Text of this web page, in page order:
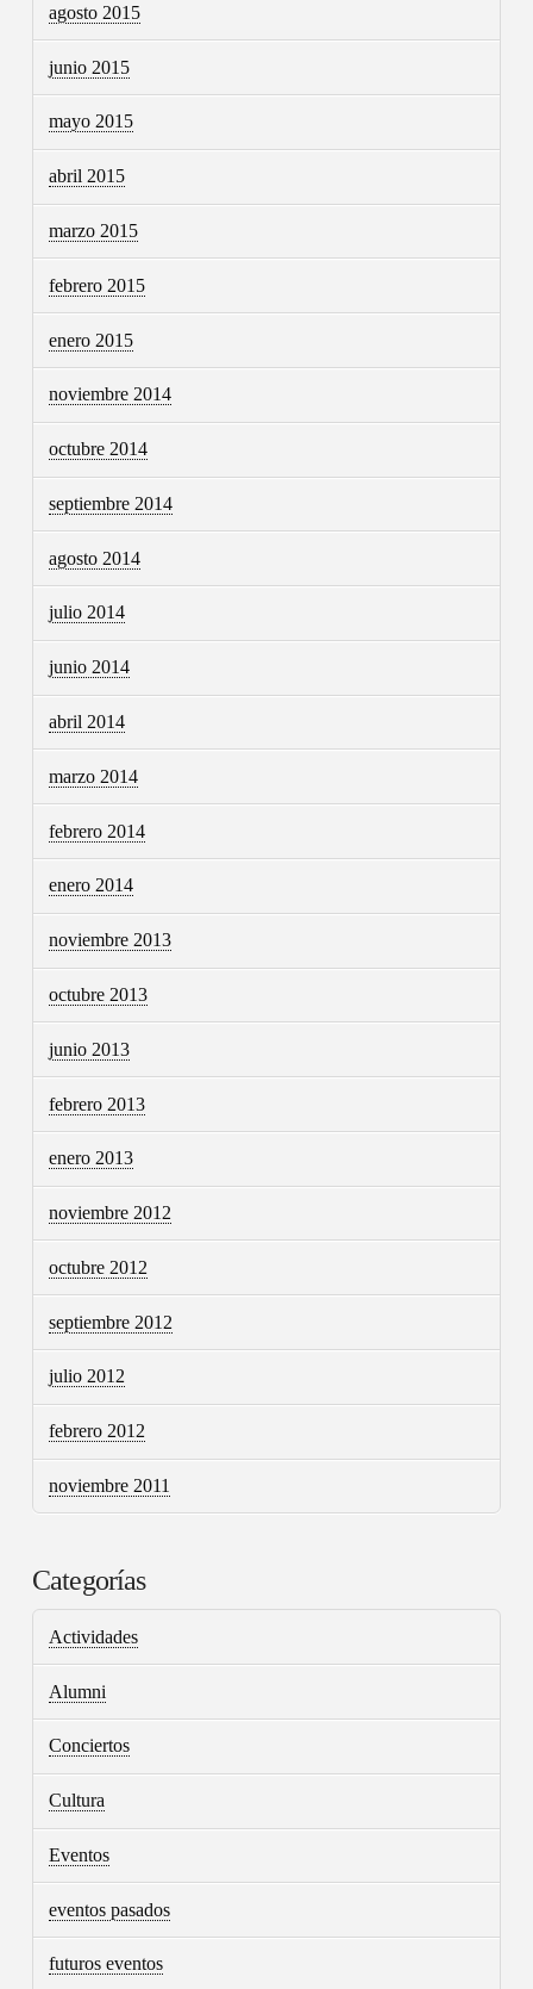
agosto 2015
junio 2015
mayo 2015
abril 2015
marzo 2015
febrero 2015
enero 2015
noviembre 2014
octubre 2014
septiembre 2014
agosto 2014
julio 2014
junio 2014
abril 2014
marzo 2014
febrero 2014
enero 2014
noviembre 2013
octubre 2013
junio 2013
febrero 2013
enero 2013
noviembre 2012
octubre 2012
septiembre 2012
julio 2012
febrero 2012
noviembre 2011
Categorías
Actividades
Alumni
Conciertos
Cultura
Eventos
eventos pasados
futuros eventos